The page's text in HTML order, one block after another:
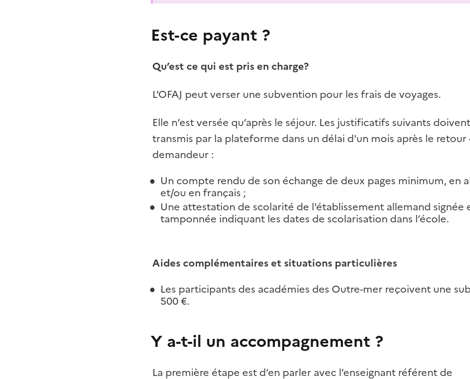
Est-ce payant ?
Qu’est ce qui est pris en charge?
L’OFAJ peut verser une subvention pour les frais de voyages.
Elle n’est versée qu’après le séjour. Les justificatifs suivants
transmis par la plateforme dans un délai d'un mois après le retour
demandeur :
Un compte rendu de son échange de deux pages minimum, en
et/ou en français ;
Une attestation de scolarité de l'établissement allemand signée
tamponnée indiquant les dates de scolarisation dans l’école.
Aides complémentaires et situations particulières
Les participants des académies des Outre-mer reçoivent une
500 €.
Y a-t-il un accompagnement ?
La première étape est d’en parler avec l’enseignant référent de